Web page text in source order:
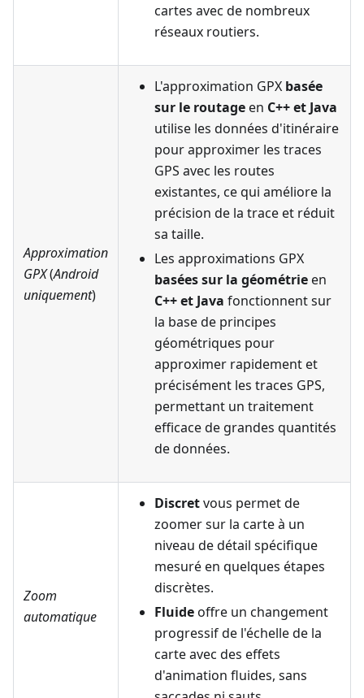
cartes avec de nombreux
réseaux routiers.
Approximation
GPX(Android
uniquement)
L'approximation GPX basée
sur le routageen C++ et Java
utilise les données d'itinéraire
pour approximer les traces
GPS avec les routes
existantes, ce qui améliore la
précision de la trace et réduit
sa taille.
Les approximations GPX
basées sur la géométrieen
C++ et Java fonctionnent sur
la base de principes
géométriques pour
approximer rapidement et
précisément les traces GPS,
permettant un traitement
efficace de grandes quantités
de données.
Zoom
automatique
Discretvous permet de
zoomer sur la carte à un
niveau de détail spécifique
mesuré en quelques étapes
discrètes.
Fluideoffre un changement
progressif de l'échelle de la
carte avec des effets
d'animation fluides, sans